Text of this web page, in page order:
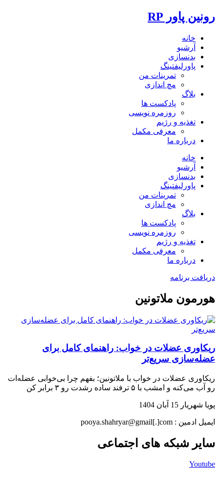
رونین پاور RP
خانه
آرشیو
بدنسازی
پاورلیفتینگ
تمرینات من
مچ اندازی
بلاگ
پادکست ها
روزمره نویسی
تغذیه و رژیم
معرفی مکمل
درباره ما
خانه
آرشیو
بدنسازی
پاورلیفتینگ
تمرینات من
مچ اندازی
بلاگ
پادکست ها
روزمره نویسی
تغذیه و رژیم
معرفی مکمل
درباره ما
دریافت برنامه
هورمون ملاتونین
ریکاوری عضلات در خواب: راهنمای کامل برای
عضله‌سازی سریع‌تر
ریکاوری عضلات در خواب با ملاتونین؛ بفهم چرا بی‌خوابی عضله‌ات
رو آب می‌کنه و امشب با ۵ ترفند ساده رشدت رو ۳ برابر کن
پویا شهریار 15 آبان 1404
ایمیل ادمین : pooya.shahryar@gmail[.]com
سایر شبکه های اجتماعی
Youtube